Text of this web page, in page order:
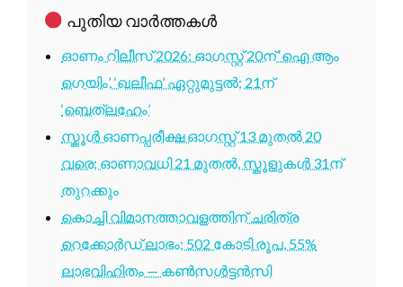
പുതിയ വാർത്തകൾ
ഓണം റിലീസ് 2026: ഓഗസ്റ്റ് 20ന് ‘ഐ ആം
ഗെയിം’, ‘ഖലീഫ’ ഏറ്റുമുട്ടൽ; 21ന്
‘ബെത്‌ലഹേം’
സ്കൂൾ ഓണപ്പരീക്ഷ ഓഗസ്റ്റ് 13 മുതൽ 20
വരെ; ഓണാവധി 21 മുതൽ, സ്കൂളുകൾ 31ന്
തുറക്കും
കൊച്ചി വിമാനത്താവളത്തിന് ചരിത്ര
റെക്കോർഡ് ലാഭം; 502 കോടി രൂപ, 55%
ലാഭവിഹിതം — കൺസൾട്ടൻസി